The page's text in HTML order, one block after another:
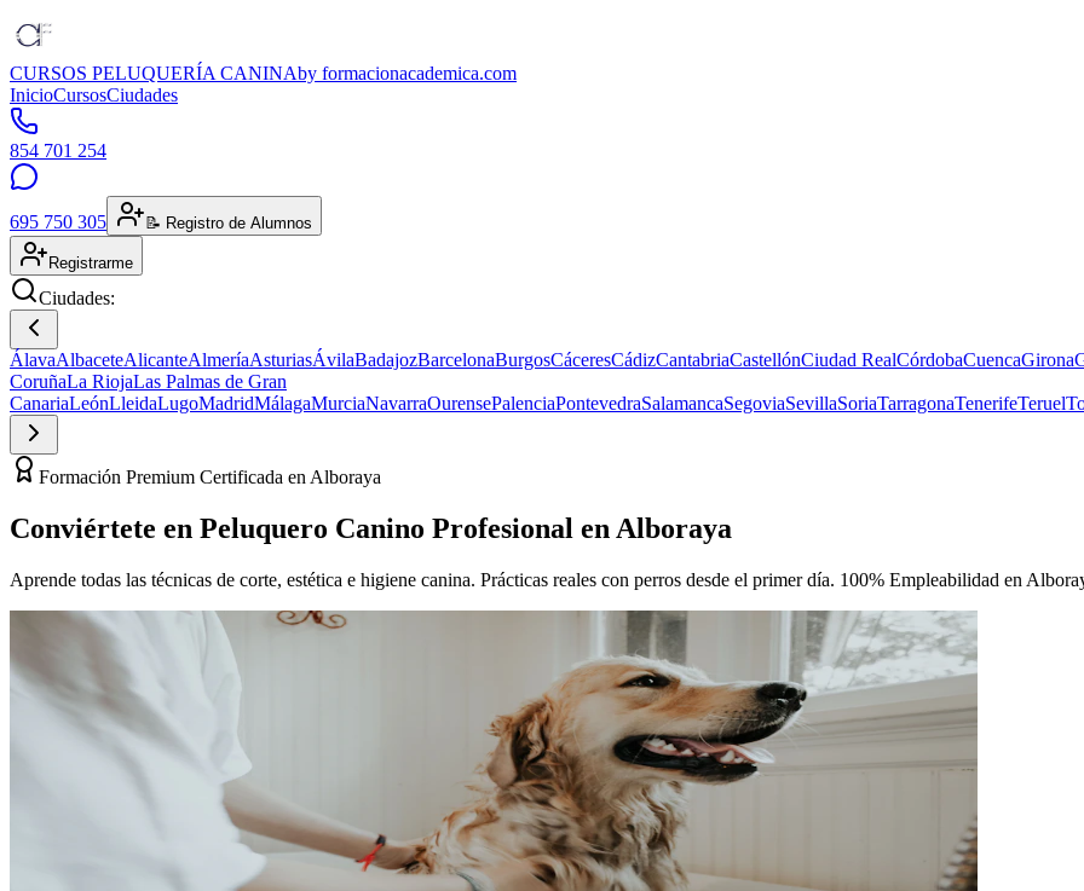
CURSOS PELUQUERÍA CANINAby formacionacademica.com
InicioCursosCiudades
854 701 254
695 750 305 📝 Registro de Alumnos
Registrarme
Ciudades:
ÁlavaAlbaceteAlicanteAlmeríaAsturiasÁvilaBadajozBarcelonaBurgosCáceresCádizCantabriaCastellónCiudad RealCórdobaCuencaGirona
CoruñaLa RiojaLas Palmas de Gran
CanariaLeónLleidaLugoMadridMálagaMurciaNavarraOurensePalenciaPontevedraSalamancaSegoviaSevillaSoriaTarragonaTenerifeTeruel
Formación Premium Certificada en Alboraya
Conviértete en Peluquero Canino Profesional en Alboraya
Aprende todas las técnicas de corte, estética e higiene canina. Prácticas reales con perros desde el primer día. 100% Empleabilidad en